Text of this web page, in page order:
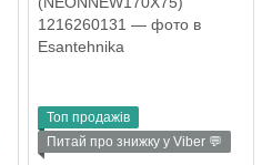
Топ продажів
Питай про знижку у Viber 💬